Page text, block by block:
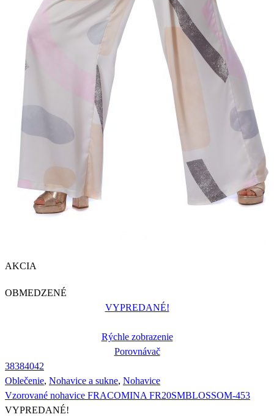
AKCIA
OBMEDZENÉ
VYPREDANÉ!
Rýchle zobrazenie
Porovnávač
38384042
Oblečenie, Nohavice a sukne, Nohavice
Vzorované nohavice FRACOMINA FR20SMBLOSSOM-453
VYPREDANÉ!